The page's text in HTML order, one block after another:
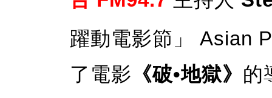
躍動電影節」 Asian
了電影 《破•地獄》 的